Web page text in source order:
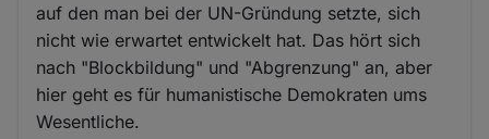
auf den man bei der UN-Gründung setzte, sich
nicht wie erwartet entwickelt hat. Das hört sich
nach "Blockbildung" und "Abgrenzung" an, aber
hier geht es für humanistische Demokraten ums
Wesentliche.